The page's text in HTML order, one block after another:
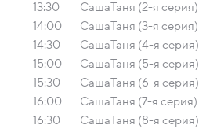
13:30
СашаТаня (2-я серия)
14:00
СашаТаня (3-я серия)
14:30
СашаТаня (4-я серия)
15:00
СашаТаня (5-я серия)
15:30
СашаТаня (6-я серия)
16:00
СашаТаня (7-я серия)
16:30
СашаТаня (8-я серия)